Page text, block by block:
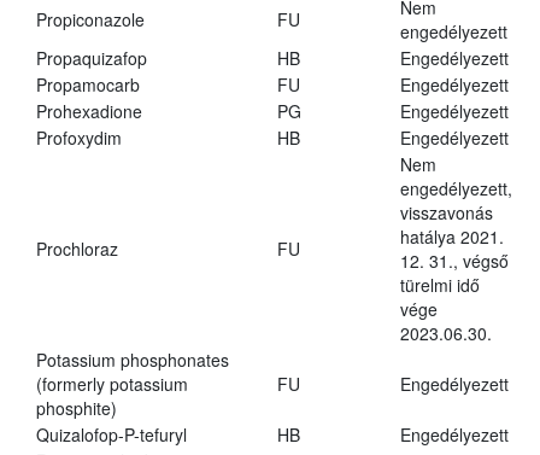
Propiconazole FU
Nem
engedélyezett
Propaquizafop
HB
Engedélyezett
Propamocarb
FU
Engedélyezett
Prohexadione
PG
Engedélyezett
Profoxydim
HB Engedélyezett
Prochloraz FU
Nem
engedélyezett,
visszavonás
hatálya 2021.
12. 31., végső
türelmi idő
vége
2023.06.30.
Potassium phosphonates
(formerly potassium
phosphite)
FU Engedélyezett
Quizalofop-P-tefuryl HB
Engedélyezett